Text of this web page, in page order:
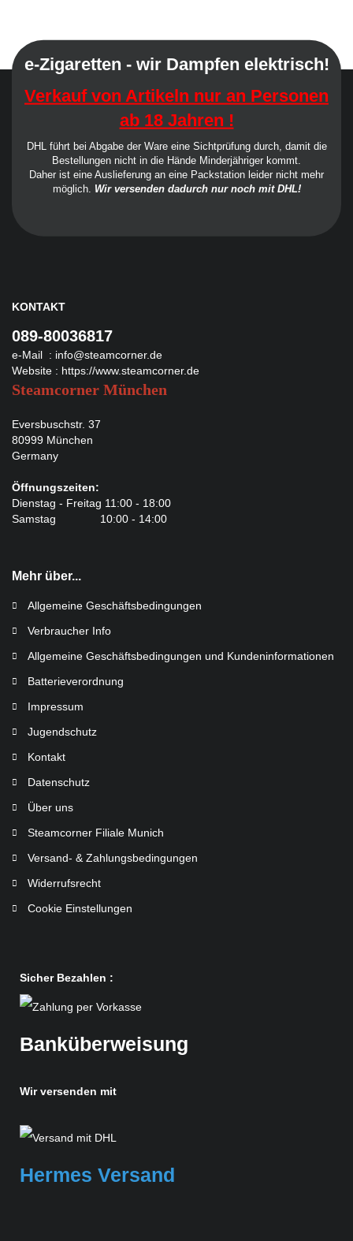
e-Zigaretten - wir Dampfen elektrisch!
Verkauf von Artikeln nur an Personen
ab 18 Jahren !
DHL führt bei Abgabe der Ware eine Sichtprüfung durch, damit die
Bestellungen nicht in die Hände Minderjähriger kommt.
Daher ist eine Auslieferung an eine Packstation leider nicht mehr
möglich. Wir versenden dadurch nur noch mit DHL!
KONTAKT
089-80036817
e-Mail : info@steamcorner.de
Website : https://www.steamcorner.de
Steamcorner München
Eversbuschstr. 37
80999 München
Germany
Öffnungszeiten:
Dienstag - Freitag 11:00 - 18:00
Samstag 10:00 - 14:00
Mehr über...
Allgemeine Geschäftsbedingungen
Verbraucher Info
Allgemeine Geschäftsbedingungen und Kundeninformationen
Batterieverordnung
Impressum
Jugendschutz
Kontakt
Datenschutz
Über uns
Steamcorner Filiale Munich
Versand- & Zahlungsbedingungen
Widerrufsrecht
Cookie Einstellungen
Sicher Bezahlen :
Banküberweisung
Wir versenden mit
Hermes Versand